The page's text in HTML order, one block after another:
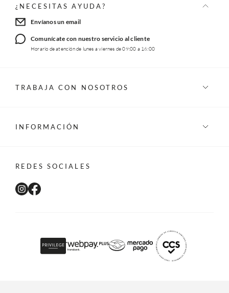
¿NECESITAS AYUDA?
Envíanos un email
Comunícate con nuestro servicio al cliente
Horario de atención de lunes a viernes de 09:00 a 16:00
TRABAJA CON NOSOTROS
INFORMACIÓN
REDES SOCIALES